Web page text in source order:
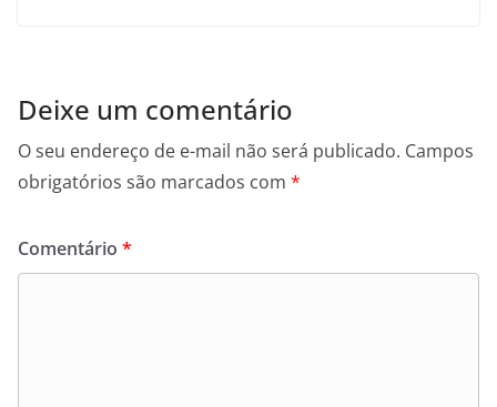
Deixe um comentário
O seu endereço de e-mail não será publicado. Campos
obrigatórios são marcados com *
Comentário *